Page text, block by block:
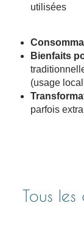
utilisées
Bienfaits
(usage
parfois
Tous les